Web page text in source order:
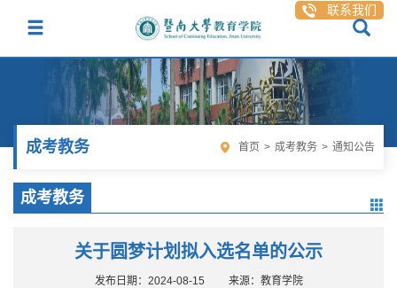
联系我们
成考教务 首页 > 成考教务 > 通知公告
成考教务
关于圆梦计划拟入选名单的公示
发布日期：2024-08-15 来源：教育学院